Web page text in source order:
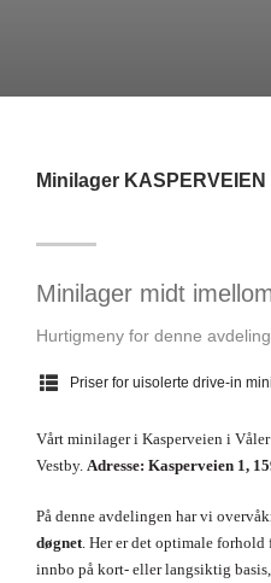
Minilager KASPERVEIEN
Minilager midt
Hurtigmeny for denne
Priser for uisolerte drive-in
Vårt minilager i Kasperveien i
Vestby. Adresse: Kasperveien 1,
På denne avdelingen har vi
døgnet . Her er det optimale
innbo på kort- eller langsiktig